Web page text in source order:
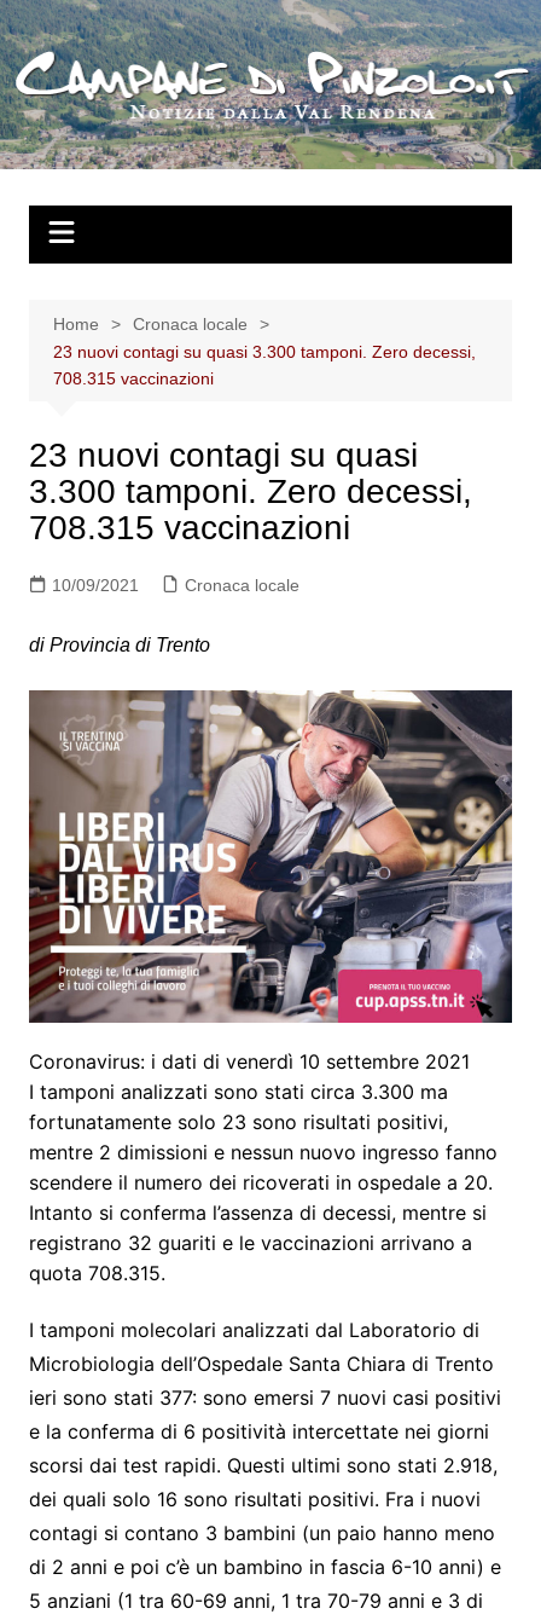
Salta
al
contenuto
Home
Cronaca locale
23 nuovi contagi su quasi 3.300 tamponi. Zero decessi,
708.315 vaccinazioni
23 nuovi contagi su quasi
3.300 tamponi. Zero decessi,
708.315 vaccinazioni
10/09/2021 Cronaca locale
di Provincia di Trento
Coronavirus: i dati di venerdì 10 settembre 2021
I tamponi analizzati sono stati circa 3.300 ma
fortunatamente solo 23 sono risultati positivi,
mentre 2 dimissioni e nessun nuovo ingresso fanno
scendere il numero dei ricoverati in ospedale a 20.
Intanto si conferma l’assenza di decessi, mentre si
registrano 32 guariti e le vaccinazioni arrivano a
quota 708.315.
I tamponi molecolari analizzati dal Laboratorio di
Microbiologia dell’Ospedale Santa Chiara di Trento
ieri sono stati 377: sono emersi 7 nuovi casi positivi
e la conferma di 6 positività intercettate nei giorni
scorsi dai test rapidi. Questi ultimi sono stati 2.918,
dei quali solo 16 sono risultati positivi. Fra i nuovi
contagi si contano 3 bambini (un paio hanno meno
di 2 anni e poi c’è un bambino in fascia 6-10 anni) e
5 anziani (1 tra 60-69 anni, 1 tra 70-79 anni e 3 di